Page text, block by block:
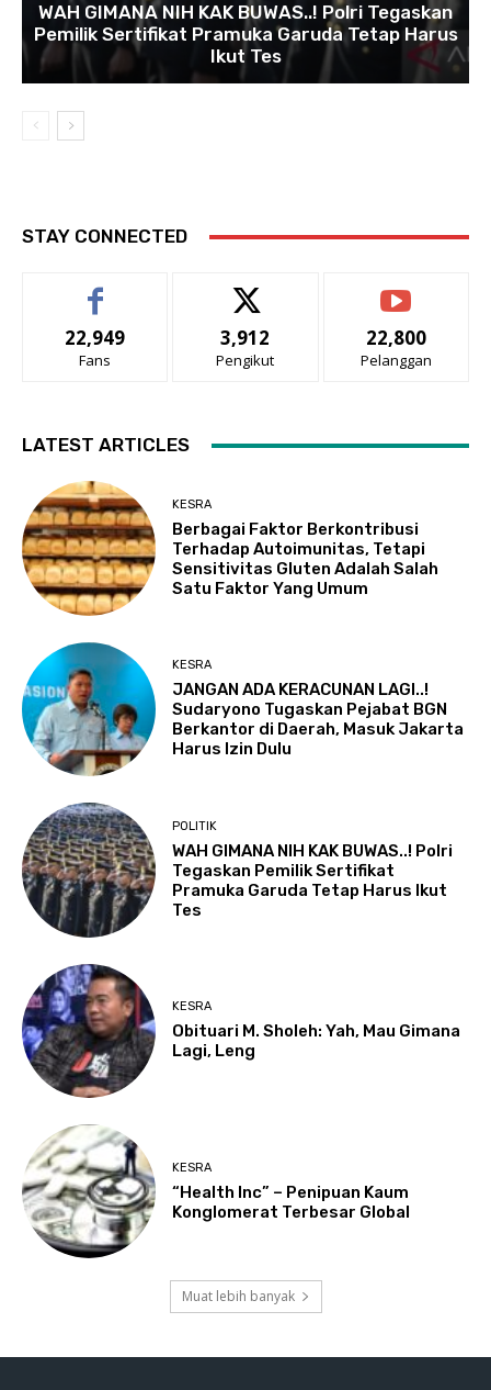
WAH GIMANA NIH KAK BUWAS..! Polri Tegaskan
Pemilik Sertifikat Pramuka Garuda Tetap Harus
Ikut Tes
STAY CONNECTED
22,949
Fans
3,912
Pengikut
22,800
Pelanggan
LATEST ARTICLES
KESRA
Berbagai Faktor Berkontribusi
Terhadap Autoimunitas, Tetapi
Sensitivitas Gluten Adalah Salah
Satu Faktor Yang Umum
KESRA
JANGAN ADA KERACUNAN LAGI..!
Sudaryono Tugaskan Pejabat BGN
Berkantor di Daerah, Masuk Jakarta
Harus Izin Dulu
POLITIK
WAH GIMANA NIH KAK BUWAS..! Polri
Tegaskan Pemilik Sertifikat
Pramuka Garuda Tetap Harus Ikut
Tes
KESRA
Obituari M. Sholeh: Yah, Mau Gimana
Lagi, Leng
KESRA
“Health Inc” – Penipuan Kaum
Konglomerat Terbesar Global
Muat lebih banyak